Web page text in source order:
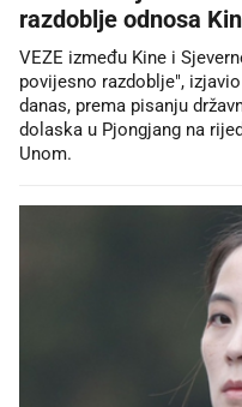
razdoblje odnosa
VEZE između Kine i
povijesno razdoblje",
danas, prema pisanju
dolaska u Pjongjang na
Unom.